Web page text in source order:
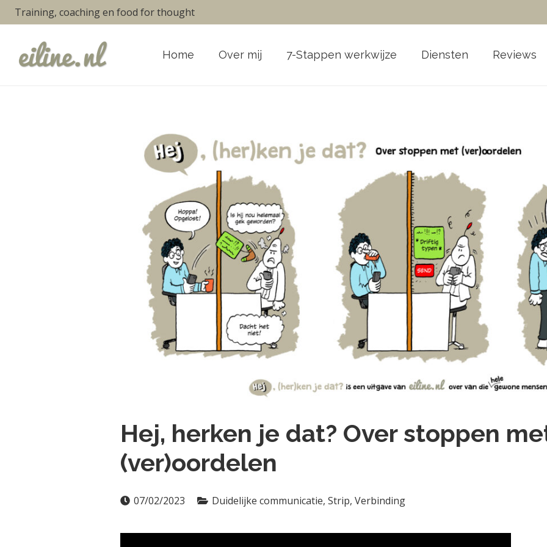
Training, coaching en food for thought
Home Over mij 7-Stappen werkwijze Diensten Reviews
Hej, herken je dat? Over stoppen
(ver)oordelen
07/02/2023 Duidelijke communicatie, Strip, Verbinding